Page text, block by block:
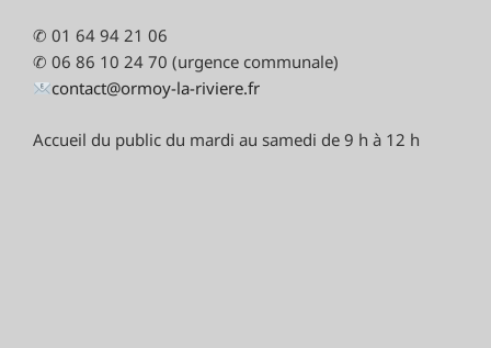
✆ 01 64 94 21 06
✆ 06 86 10 24 70 (urgence communale)
contact@ormoy-la-riviere.fr
Accueil du public du mardi au samedi de 9 h à 12 h